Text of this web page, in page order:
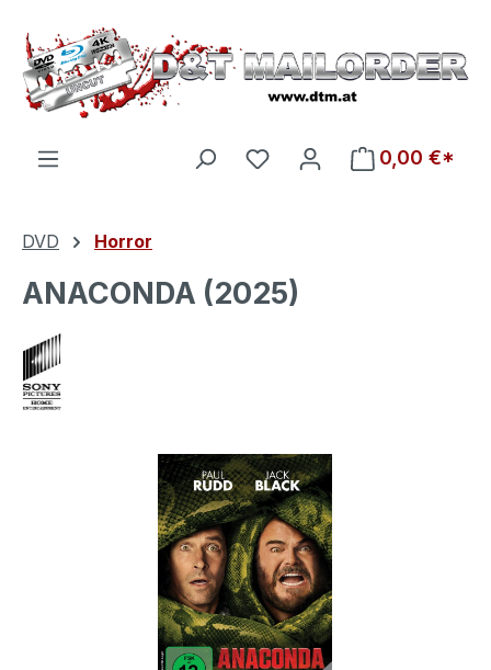
Zum Hauptinhalt springen
Du hast 0 Produkte auf
0,00 €*
DVD Horror
ANACONDA (2025)
Bildergalerie überspringen